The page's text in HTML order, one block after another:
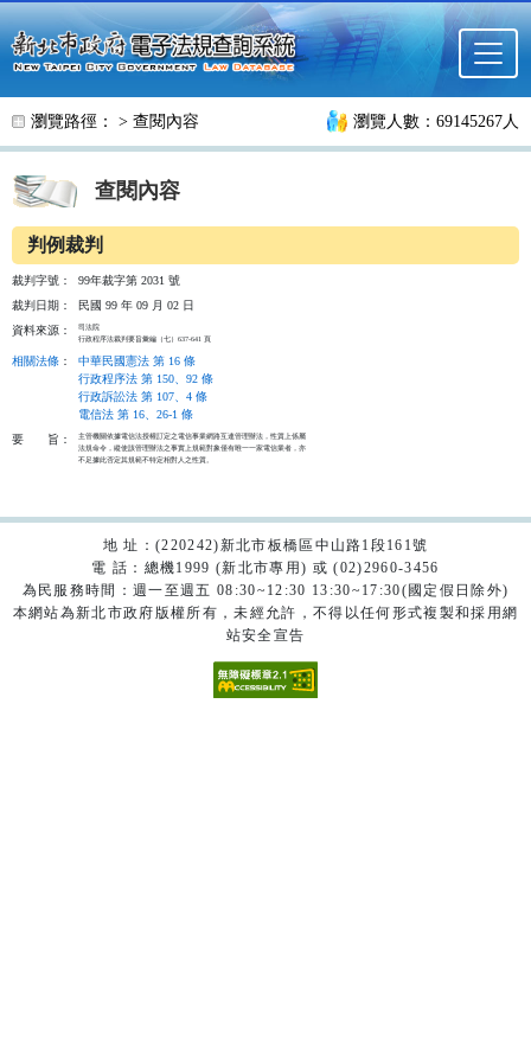
跳至主要內容
瀏覽路徑： > 查閱內容 瀏覽人數：69145267人
查閱內容
判例裁判
裁判字號：
99年裁字第 2031 號
裁判日期：
民國 99 年 09 月 02 日
資料來源：
司法院
行政程序法裁判要旨彙編（七）637-641 頁
相關法條 ：
中華民國憲法 第 16 條
行政程序法 第 150、92 條
行政訴訟法 第 107、4 條
電信法 第 16、26-1 條
要
旨：
主管機關依據電信法授權訂定之電信事業網路互連管理辦法，性質上係屬
法規命令，縱使該管理辦法之事實上規範對象僅有唯一一家電信業者，亦
不足據此否定其規範不特定相對人之性質。
地 址：(220242)新北市板橋區中山路1段161號
電 話：總機1999 (新北市專用) 或 (02)2960-3456
為民服務時間：週一至週五 08:30~12:30 13:30~17:30(國定假日除外)
本網站為新北市政府版權所有，未經允許，不得以任何形式複製和採用網
站安全宣告